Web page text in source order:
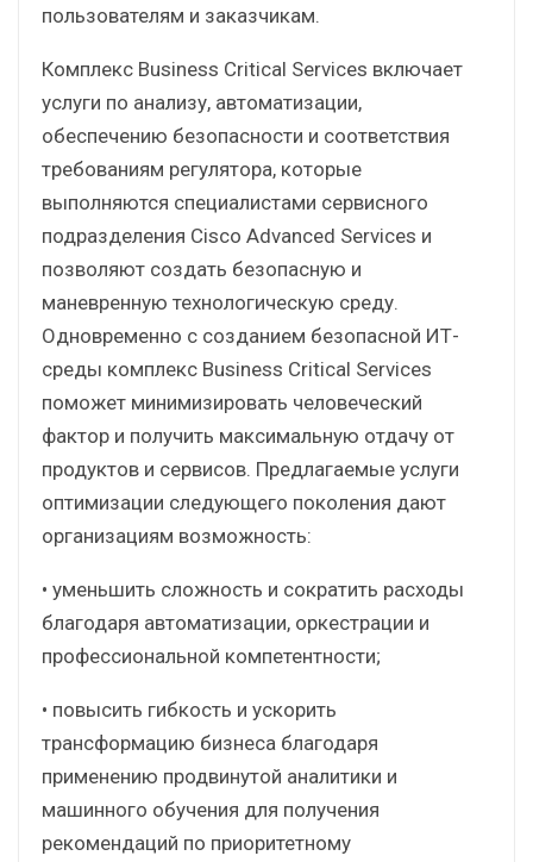
пользователям и заказчикам.
Комплекс Business Critical Services включает
услуги по анализу, автоматизации,
обеспечению безопасности и соответствия
требованиям регулятора, которые
выполняются специалистами сервисного
подразделения Cisco Advanced Services и
позволяют создать безопасную и
маневренную технологическую среду.
Одновременно с созданием безопасной ИТ-
среды комплекс Business Critical Services
поможет минимизировать человеческий
фактор и получить максимальную отдачу от
продуктов и сервисов. Предлагаемые услуги
оптимизации следующего поколения дают
организациям возможность:
• уменьшить сложность и сократить расходы
благодаря автоматизации, оркестрации и
профессиональной компетентности;
• повысить гибкость и ускорить
трансформацию бизнеса благодаря
применению продвинутой аналитики и
машинного обучения для получения
рекомендаций по приоритетному